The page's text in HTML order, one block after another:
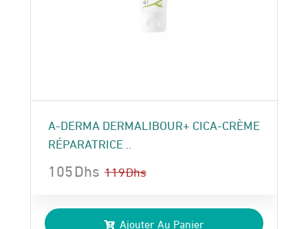
A-DERMA DERMALIBOUR+ CICA-CRÈME
RÉPARATRICE ..
119Dhs
prix
105Dhs
prix
Ajouter Au Panier